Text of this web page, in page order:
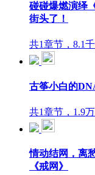
碰碰爆燃演绎
街头了！
共1章节，8.1
古筝小白的
共1章节，1.9
情动结网，离
《戒网》